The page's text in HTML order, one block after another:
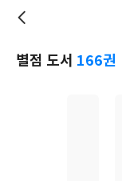
별점 도서 166권